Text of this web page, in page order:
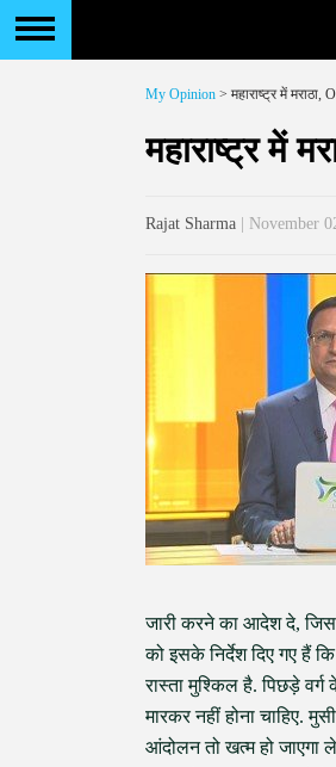
My Opinion > महाराष्ट्र में
महाराष्ट्र में
Rajat Sharma | November
जारी करने का आदेश दे,
को इसके निर्देश दिए गए हैं
रास्ता मुश्किल है. पिछड़े
मारकर नहीं होना चाहिए.
आंदोलन तो खत्म हो जाएगा